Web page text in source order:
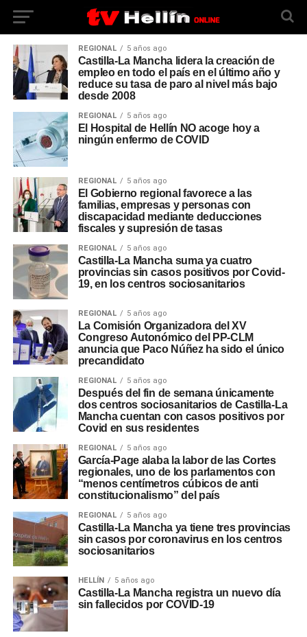
REGIONAL 5 años ago
Castilla-La Mancha lidera la creación de
empleo en todo el país en el último año y
reduce su tasa de paro al nivel más bajo
desde 2008
REGIONAL 5 años ago
El Hospital de Hellín NO acoge hoy a
ningún enfermo de COVID
REGIONAL 5 años ago
El Gobierno regional favorece a las
familias, empresas y personas con
discapacidad mediante deducciones
fiscales y supresión de tasas
REGIONAL 5 años ago
Castilla-La Mancha suma ya cuatro
provincias sin casos positivos por Covid-
19, en los centros sociosanitarios
REGIONAL 5 años ago
La Comisión Organizadora del XV
Congreso Autonómico del PP-CLM
anuncia que Paco Núñez ha sido el único
precandidato
REGIONAL 5 años ago
Después del fin de semana únicamente
dos centros sociosanitarios de Castilla-La
Mancha cuentan con casos positivos por
Covid en sus residentes
REGIONAL 5 años ago
García-Page alaba la labor de las Cortes
regionales, uno de los parlamentos con
“menos centímetros cúbicos de anti
constitucionalismo” del país
REGIONAL 5 años ago
Castilla-La Mancha ya tiene tres provincias
sin casos por coronavirus en los centros
sociosanitarios
HELLÍN 5 años ago
Castilla-La Mancha registra un nuevo día
sin fallecidos por COVID-19